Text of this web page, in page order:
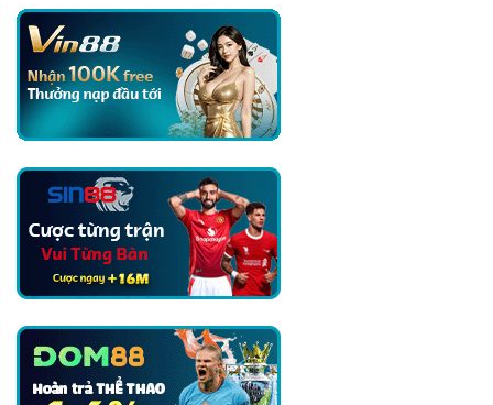
Được
Chuyển
Sang
Barca
Tân
Binh
Thứ
5
Trước
Mùa
Mới